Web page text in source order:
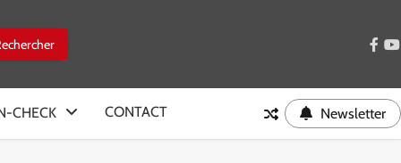
CHECK CONTACT Newsletter